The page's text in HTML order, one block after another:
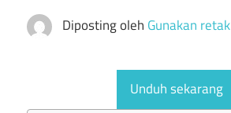
Diposting oleh Gunakan retak
Unduh sekarang